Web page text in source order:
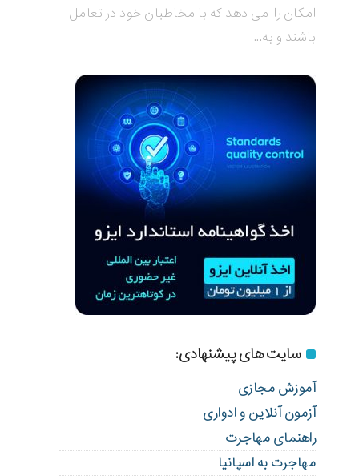
امکان را می دهد که با مخاطبان خود در تعامل
باشند و به...
سایت های پیشنهادی:
آموزش مجازی
آزمون آنلاین و ادواری
راهنمای مهاجرت
مهاجرت به اسپانیا